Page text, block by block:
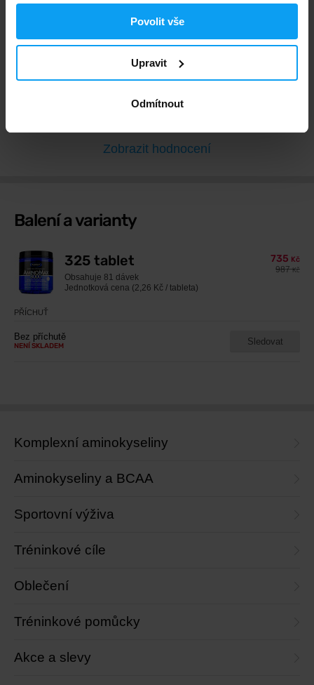
Povolit vše
Upravit
Odmítnout
Výborný
Zobrazit hodnocení
Balení a varianty
325 tablet
Obsahuje 81 dávek
Jednotková cena (2,26 Kč / tableta)
735 Kč
987Kč
PŘÍCHUŤ
Bez příchutě
NENÍ SKLADEM Sledovat
Komplexní aminokyseliny
Aminokyseliny a BCAA
Sportovní výživa
Tréninkové cíle
Oblečení
Tréninkové pomůcky
Akce a slevy